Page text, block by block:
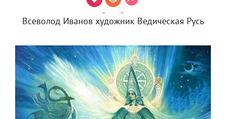
Всеволод Иванов художник Ведическая Русь